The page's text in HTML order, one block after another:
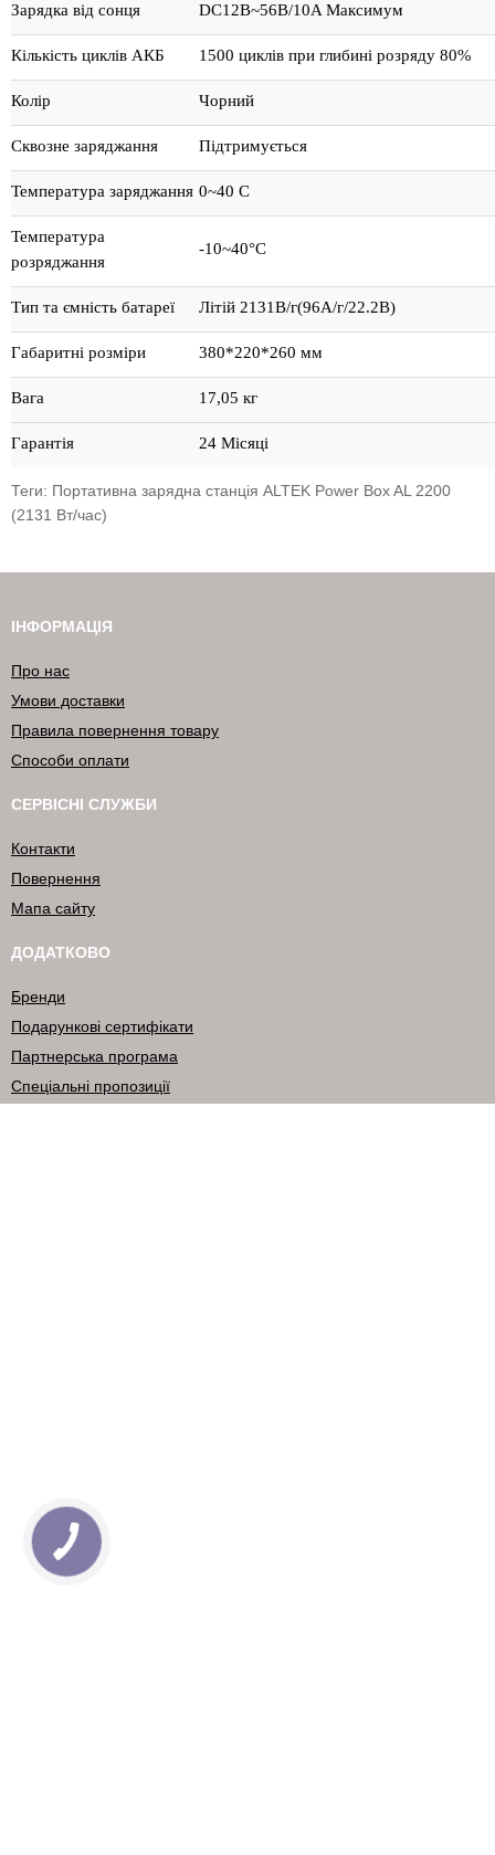
Зарядка від сонця DC12В~56В/10A Максимум
Кількість циклів АКБ 1500 циклів при глибині розряду 80%
Колір Чорний
Сквозне заряджання Підтримується
Температура заряджання 0~40 С
Температура
розряджання
-10~40°С
Тип та ємність батареї Літій 2131В/г(96А/г/22.2В)
Габаритні розміри 380*220*260 мм
Вага 17,05 кг
Гарантія 24 Місяці
Теги: Портативна зарядна станція ALTEK Power Box AL 2200
(2131 Вт/час)
ІНФОРМАЦІЯ
Про нас
Умови доставки
Правила повернення товару
Способи оплати
СЕРВІСНІ СЛУЖБИ
Контакти
Повернення
Мапа сайту
ДОДАТКОВО
Бренди
Подарункові сертифікати
Партнерська програма
Спеціальні пропозиції